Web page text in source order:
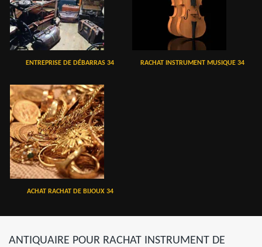
ENTREPRISE DE DÉBARRAS 34 RACHAT INSTRUMENT MUSIQUE 34
ACHAT RACHAT DE BIJOUX 34
ANTIQUAIRE POUR RACHAT INSTRUMENT DE